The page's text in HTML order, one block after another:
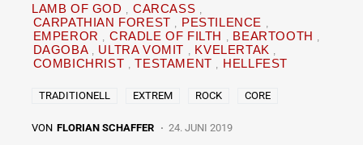
LAMB OF GOD
CARCASS
CARPATHIAN FOREST
PESTILENCE
EMPEROR
CRADLE OF FILTH
BEARTOOTH
DAGOBA
ULTRA VOMIT
KVELERTAK
COMBICHRIST
TESTAMENT HELLFEST
TRADITIONELL EXTREM ROCK CORE
VON FLORIAN SCHAFFER 24. JUNI 2019